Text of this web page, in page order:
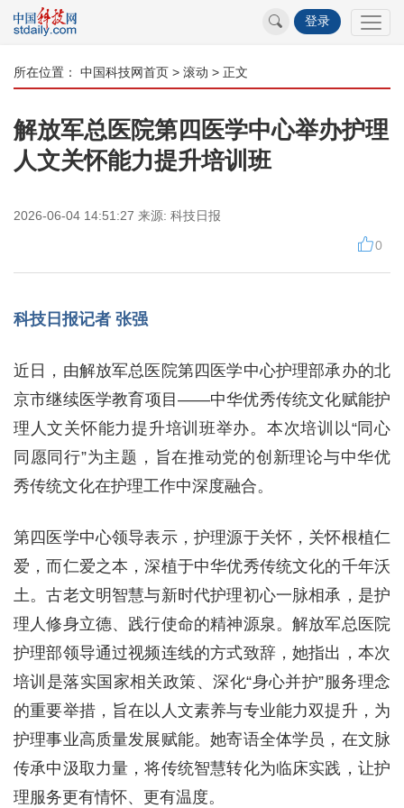
登录
所在位置： 中国科技网首页 > 滚动 > 正文
解放军总医院第四医学中心举办护理
人文关怀能力提升培训班
2026-06-04 14:51:27 来源: 科技日报
0
科技日报记者 张强
近日，由解放军总医院第四医学中心护理部承办的北
京市继续医学教育项目——中华优秀传统文化赋能护
理人文关怀能力提升培训班举办。本次培训以“同心
同愿同行”为主题，旨在推动党的创新理论与中华优
秀传统文化在护理工作中深度融合。
第四医学中心领导表示，护理源于关怀，关怀根植仁
爱，而仁爱之本，深植于中华优秀传统文化的千年沃
土。古老文明智慧与新时代护理初心一脉相承，是护
理人修身立德、践行使命的精神源泉。解放军总医院
护理部领导通过视频连线的方式致辞，她指出，本次
培训是落实国家相关政策、深化“身心并护”服务理念
的重要举措，旨在以人文素养与专业能力双提升，为
护理事业高质量发展赋能。她寄语全体学员，在文脉
传承中汲取力量，将传统智慧转化为临床实践，让护
理服务更有情怀、更有温度。